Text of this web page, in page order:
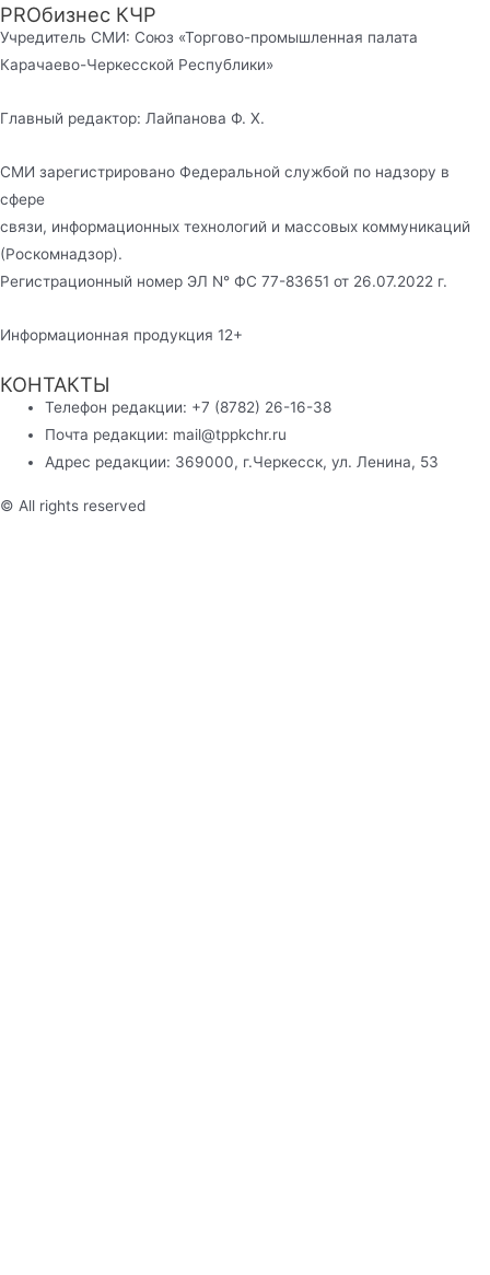
PROбизнес КЧР
Учредитель СМИ: Союз «Торгово-промышленная палата
Карачаево-Черкесской Республики»
Главный редактор: Лайпанова Ф. Х.
СМИ зарегистрировано Федеральной службой по надзору в
сфере
связи, информационных технологий и массовых коммуникаций
(Роскомнадзор).
Регистрационный номер ЭЛ N° ФС 77-83651 от 26.07.2022 г.
Информационная продукция 12+
КОНТАКТЫ
Телефон редакции: +7 (8782) 26-16-38
Почта редакции: mail@tppkchr.ru
Адрес редакции: 369000, г.Черкесск, ул. Ленина, 53
© All rights reserved